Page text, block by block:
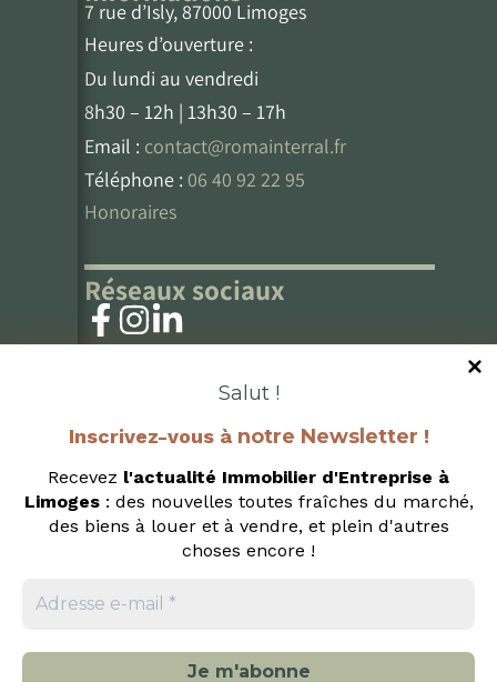
Salut !
Inscrivez-vous à notre Newsletter !
Recevez l'actualité Immobilier d'Entreprise à
Limoges: des nouvelles toutes fraîches du marché,
des biens à louer et à vendre, et plein d'autres
choses encore !
7 rue d’Isly, 87000 Limoges
Heures d’ouverture :
Du lundi au vendredi
8h30 – 12h | 13h30 – 17h
Email : contact@romainterral.fr
Téléphone : 06 40 92 22 95
Honoraires
Réseaux sociaux